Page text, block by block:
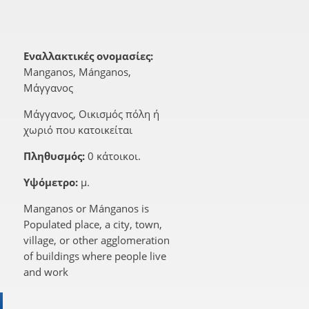
Εναλλακτικές ονομασίες:
Manganos, Mánganos,
Μάγγανος
Μάγγανος, Οικισμός πόλη ή
χωριό που κατοικείται
Πληθυσμός: 0 κάτοικοι.
Υψόμετρο: μ.
Manganos or Mánganos is
Populated place, a city, town,
village, or other agglomeration
of buildings where people live
and work